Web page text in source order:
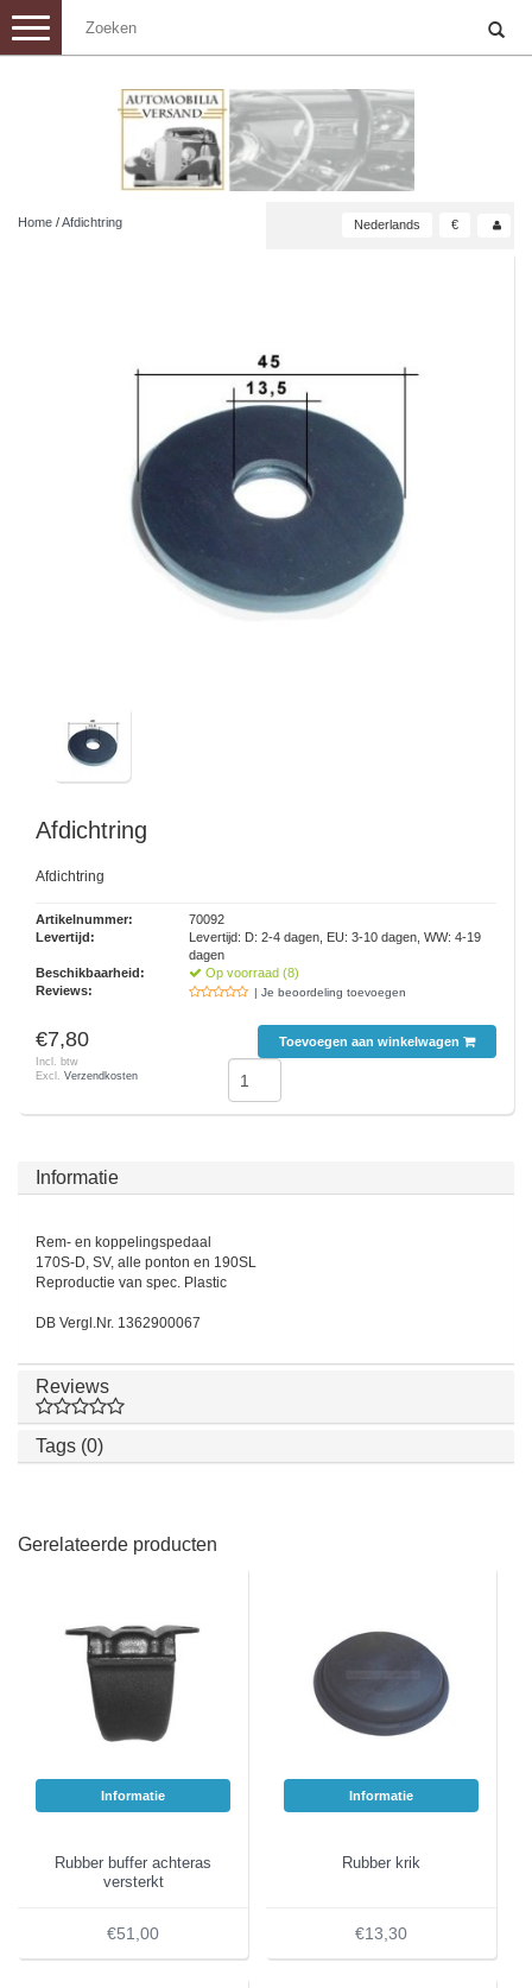
Toggle
navigation
Home /Afdichtring Nederlands €
Afdichtring
Afdichtring
Artikelnummer:
70092
Levertijd:
Levertijd: D: 2-4 dagen, EU: 3-10 dagen, WW: 4-19
dagen
Beschikbaarheid:
Op voorraad (8)
Reviews:
| Je beoordeling toevoegen
€7,80
Incl. btw
Excl. Verzendkosten
Toevoegen aan winkelwagen
Informatie
Rem- en koppelingspedaal
170S-D, SV, alle ponton en 190SL
Reproductie van spec. Plastic
DB Vergl.Nr. 1362900067
Reviews
Tags (0)
Gerelateerde producten
Informatie
Rubber buffer achteras
versterkt
€51,00
Informatie
Rubber krik
€13,30